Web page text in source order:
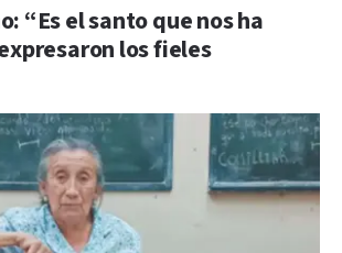
“Es el santo que nos ha
los fieles